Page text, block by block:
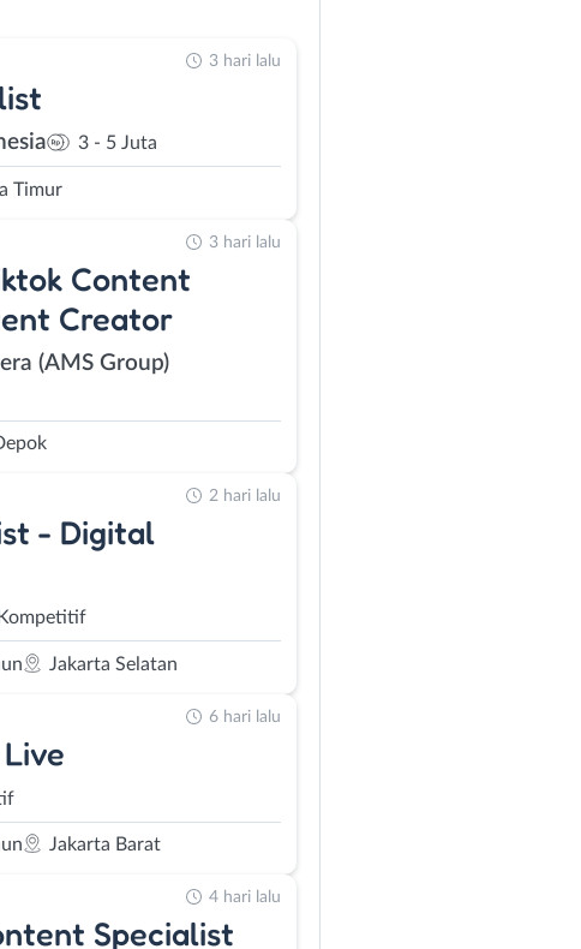
3 - 5 Juta
Timur
3 hari lalu
Content
Creator
(AMS Group)
3 hari lalu
- Digital
Kompetitif
Jakarta Selatan
2 hari lalu
Jakarta Barat
6 hari lalu
Specialist
4 hari lalu